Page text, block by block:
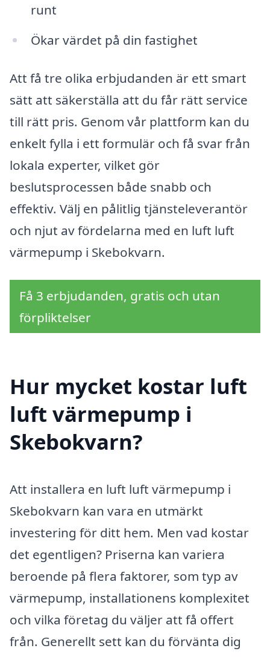
runt
Ökar värdet på din fastighet
Att få tre olika erbjudanden är ett smart
sätt att säkerställa att du får rätt service
till rätt pris. Genom vår plattform kan du
enkelt fylla i ett formulär och få svar från
lokala experter, vilket gör
beslutsprocessen både snabb och
effektiv. Välj en pålitlig tjänsteleverantör
och njut av fördelarna med en luft luft
värmepump i Skebokvarn.
Få 3 erbjudanden, gratis och utan
förpliktelser
Hur mycket kostar luft
luft värmepump i
Skebokvarn?
Att installera en luft luft värmepump i
Skebokvarn kan vara en utmärkt
investering för ditt hem. Men vad kostar
det egentligen? Priserna kan variera
beroende på flera faktorer, som typ av
värmepump, installationens komplexitet
och vilka företag du väljer att få offert
från. Generellt sett kan du förvänta dig